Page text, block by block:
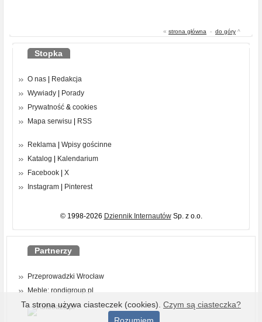
« strona główna - do góry ^
Stopka
O nas
Redakcja
Wywiady
Porady
Prywatność & cookies
Mapa serwisu
RSS
Reklama
Wpisy gościnne
Katalog
Kalendarium
Facebook
X
Instagram
Pinterest
© 1998-2026 Dziennik InternautówSp. z o.o.
Partnerzy
Przeprowadzki Wrocław
Meble: rondigroup.pl
Ta strona używa ciasteczek (cookies). Czym są ciasteczka?